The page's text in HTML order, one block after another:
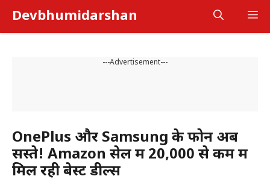
content
Devbhumidarshan
---Advertisement---
OnePlus और Samsung के फोन अब
सस्ते! Amazon सेल में ₹20,000 से कम में
मिल रही बेस्ट डील्स